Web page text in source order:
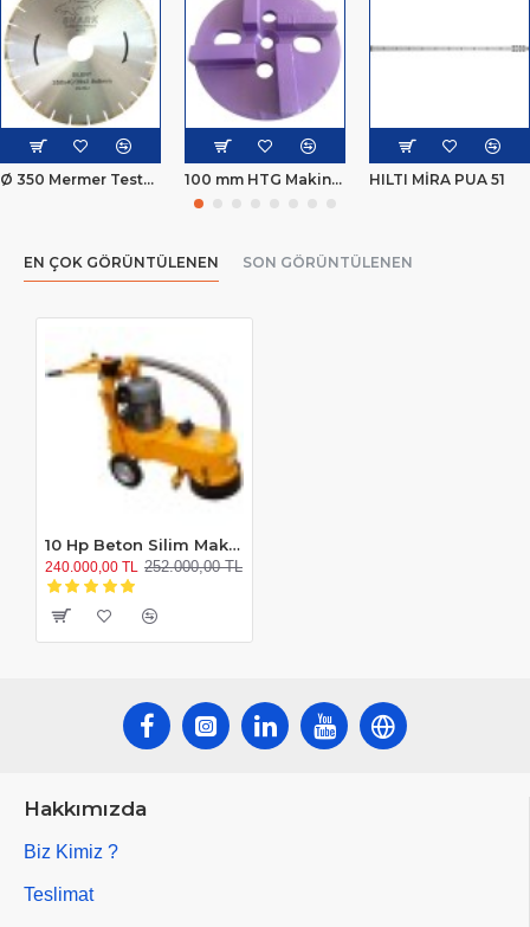
Ø 350 Mermer Testeresi 100 mm HTG Makine Silim Elması HILTI MİRA PUA 51
EN ÇOK GÖRÜNTÜLENEN SON GÖRÜNTÜLENEN
10 Hp Beton Silim Makinesi
240.000,00 TL 252.000,00 TL
Hakkımızda
Biz Kimiz ?
Teslimat